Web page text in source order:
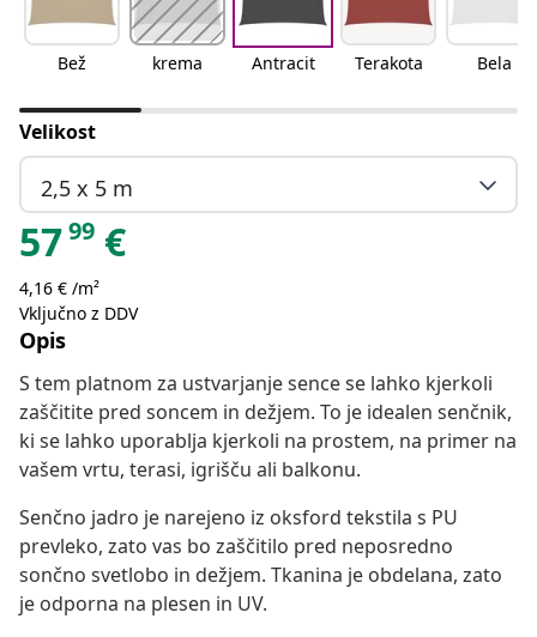
Bež krema Antracit Terakota Bela
Velikost
2,5 x 5 m
5799 €
4,16 € /m²
Vključno z DDV
Opis
S tem platnom za ustvarjanje sence se lahko kjerkoli
zaščitite pred soncem in dežjem. To je idealen senčnik,
ki se lahko uporablja kjerkoli na prostem, na primer na
vašem vrtu, terasi, igrišču ali balkonu.
Senčno jadro je narejeno iz oksford tekstila s PU
prevleko, zato vas bo zaščitilo pred neposredno
sončno svetlobo in dežjem. Tkanina je obdelana, zato
je odporna na plesen in UV.